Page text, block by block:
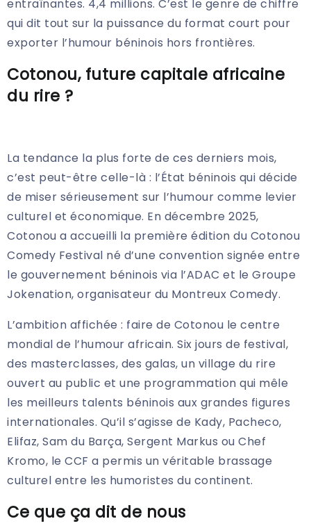
entraînantes. 4,4 millions. C’est le genre de chiffre
qui dit tout sur la puissance du format court pour
exporter l’humour béninois hors frontières.
Cotonou, future capitale africaine
du rire ?
La tendance la plus forte de ces derniers mois,
c’est peut-être celle-là : l’État béninois qui décide
de miser sérieusement sur l’humour comme levier
culturel et économique. En décembre 2025,
Cotonou a accueilli la première édition du Cotonou
Comedy Festival né d’une convention signée entre
le gouvernement béninois via l’ADAC et le Groupe
Jokenation, organisateur du Montreux Comedy.
L’ambition affichée : faire de Cotonou le centre
mondial de l’humour africain. Six jours de festival,
des masterclasses, des galas, un village du rire
ouvert au public et une programmation qui mêle
les meilleurs talents béninois aux grandes figures
internationales. Qu’il s’agisse de Kady, Pacheco,
Elifaz, Sam du Barça, Sergent Markus ou Chef
Kromo, le CCF a permis un véritable brassage
culturel entre les humoristes du continent.
Ce que ça dit de nous